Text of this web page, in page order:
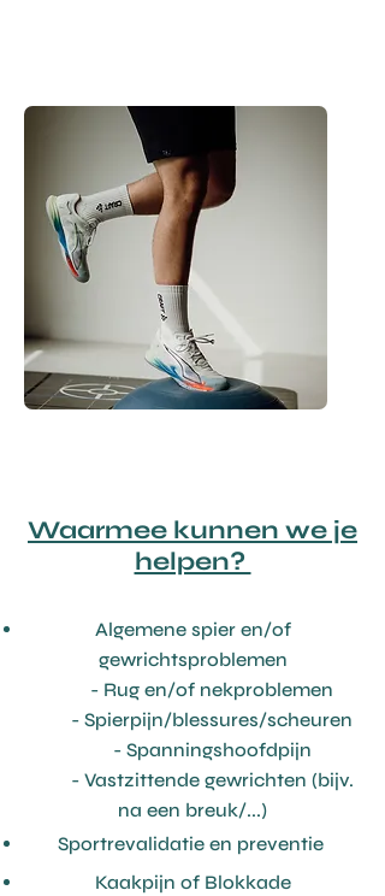
Waarmee kunnen we je
helpen?
Algemene spier en/of
gewrichtsproblemen
- Rug en/of nekproblemen
- Spierpijn/blessures/scheuren
- Spanningshoofdpijn
- Vastzittende gewrichten (bijv.
na een breuk/...)
Sportrevalidatie en preventie
Kaakpijn of Blokkade